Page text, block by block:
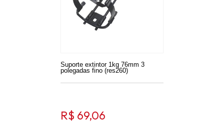
Suporte extintor 1kg 76mm 3
polegadas fino (res260)
R$ 69,06